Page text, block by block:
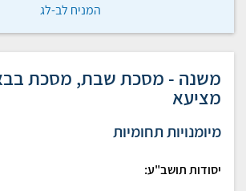
המניח לב-לג
משנה - מסכת שבת, מסכת
מציעא
מיומנויות תחומיות
יסודות תושב"ע: